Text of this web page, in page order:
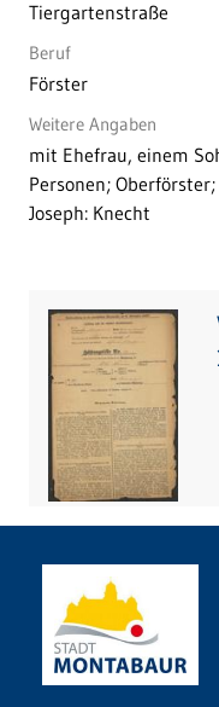
Tiergartenstraße
Beruf
Förster
Weitere Angaben
mit Ehefrau, einem
Personen;
Joseph: Knecht